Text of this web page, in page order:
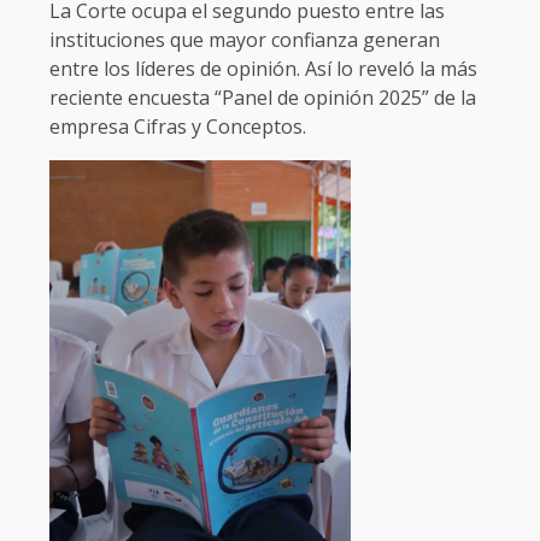
La Corte ocupa el segundo puesto entre las
instituciones que mayor confianza generan
entre los líderes de opinión. Así lo reveló la más
reciente encuesta “Panel de opinión 2025” de la
empresa Cifras y Conceptos.